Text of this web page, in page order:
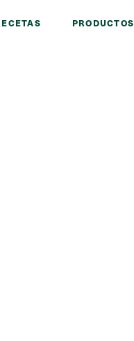
PRODUCTOS